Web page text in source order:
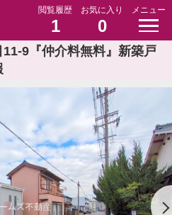
閲覧履歴
1
お気に入り
0
メニュー
9『仲介料無料』新築戸